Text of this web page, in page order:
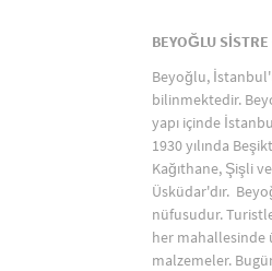
BEYOĞLU SİSTRE
Beyoğlu,
bilinmektedir.
yapı içinde
1930 yılında
Kağıthane, Şişli
Üsküdar'dır.
nüfusudur.
her mahallesinde
malzemeler.